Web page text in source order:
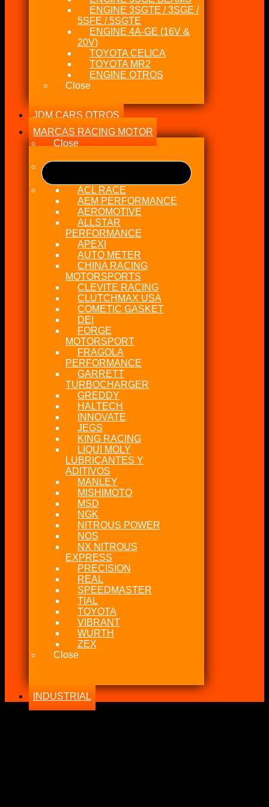
ENGINE 3SGTE / 3SGE /
5SFE / 5SGTE
ENGINE 4A-GE (16V &
20V)
TOYOTA CELICA
TOYOTA MR2
ENGINE OTROS
Close
JDM CARS OTROS
MARCAS RACING MOTOR
Close
ACL RACE
AEM PERFORMANCE
AEROMOTIVE
ALLSTAR
PERFORMANCE
APEXI
AUTO METER
CHINA RACING
MOTORSPORTS
CLEVITE RACING
CLUTCHMAX USA
COMETIC GASKET
DEI
FORGE
MOTORSPORT
FRAGOLA
PERFORMANCE
GARRETT
TURBOCHARGER
GREDDY
HALTECH
INNOVATE
JEGS
KING RACING
LIQUI MOLY
LUBRICANTES Y
ADITIVOS
MANLEY
MISHIMOTO
MSD
NGK
NITROUS POWER
NOS
NX NITROUS
EXPRESS
PRECISION
REAL
SPEEDMASTER
TIAL
TOYOTA
VIBRANT
WURTH
ZEX
Close
INDUSTRIAL